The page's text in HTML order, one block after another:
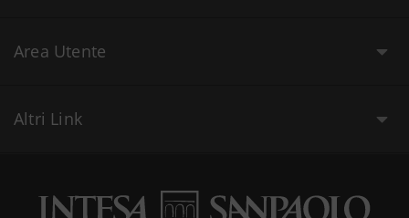
Area Utente
Altri Link